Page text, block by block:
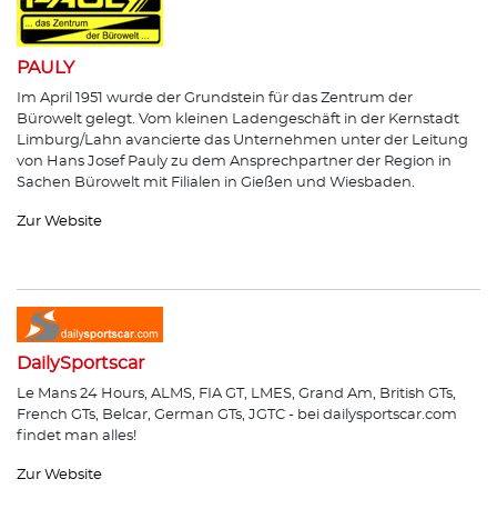
PAULY
Im April 1951 wurde der Grundstein für das Zentrum der
Bürowelt gelegt. Vom kleinen Ladengeschäft in der Kernstadt
Limburg/Lahn avancierte das Unternehmen unter der Leitung
von Hans Josef Pauly zu dem Ansprechpartner der Region in
Sachen Bürowelt mit Filialen in Gießen und Wiesbaden.
Zur Website
DailySportscar
Le Mans 24 Hours, ALMS, FIA GT, LMES, Grand Am, British GTs,
French GTs, Belcar, German GTs, JGTC - bei dailysportscar.com
findet man alles!
Zur Website